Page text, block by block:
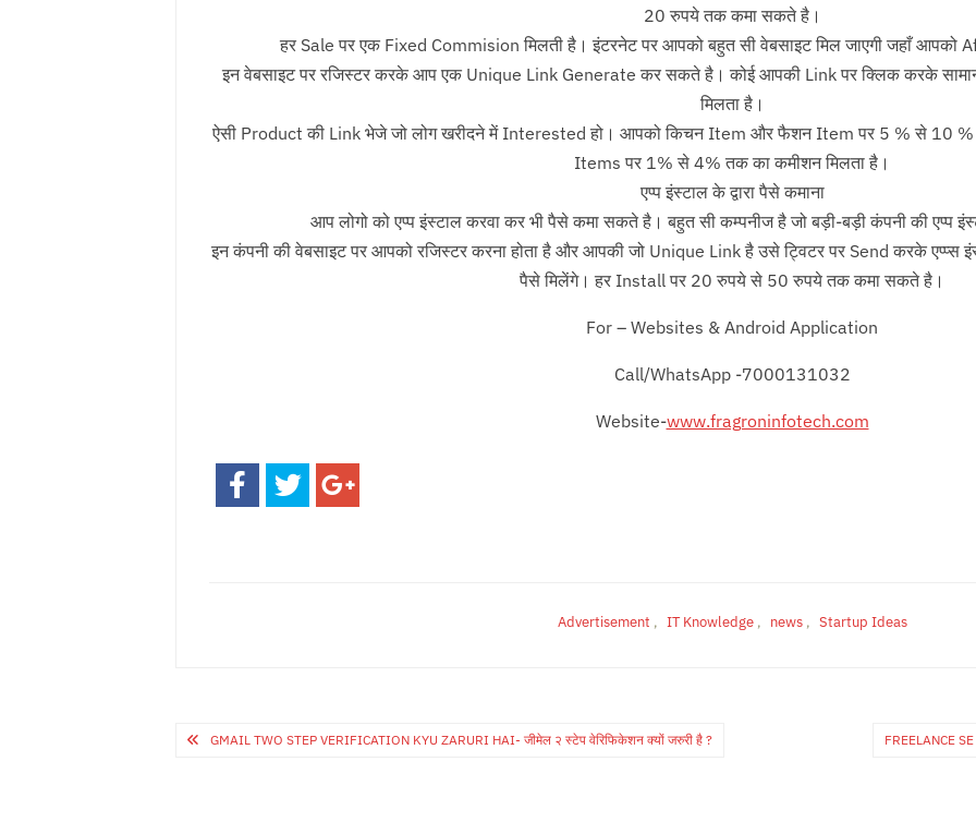
20 रुपये तक कमा सकते है।
हर Sale पर एक Fixed Commision मिलती है। इंटरनेट पर आपको बहुत सी वेबसाइट मिल जाएगी जहाँ
इन वेबसाइट पर रजिस्टर करके आप एक Unique Link Generate कर सकते है। कोई आपकी Link पर क्लिक करके सामान
मिलता है।
ऐसी Product की Link भेजे जो लोग खरीदने में Interested हो। आपको किचन Item और फैशन Item पर 5 % से 10 %
Items पर 1% से 4% तक का कमीशन मिलता है।
एप्प इंस्टाल के द्वारा पैसे कमाना
आप लोगो को एप्प इंस्टाल करवा कर भी पैसे कमा सकते है। बहुत सी कम्पनीज है जो बड़ी-बड़ी कंपनी की एप्प
इन कंपनी की वेबसाइट पर आपको रजिस्टर करना होता है और आपकी जो Unique Link है उसे ट्विटर पर Send करके एप्प्स
पैसे मिलेंगे। हर Install पर 20 रुपये से 50 रुपये तक कमा सकते है।
For – Websites & Android Application
Call/WhatsApp -7000131032
Website-www.fragroninfotech.com
Advertisement , IT Knowledge, news, Startup Ideas
Post
GMAIL TWO STEP VERIFICATION KYU ZARURI HAI- जीमेल २ स्टेप वेरिफिकेशन क्यों जरुरी है ? FREELANCE